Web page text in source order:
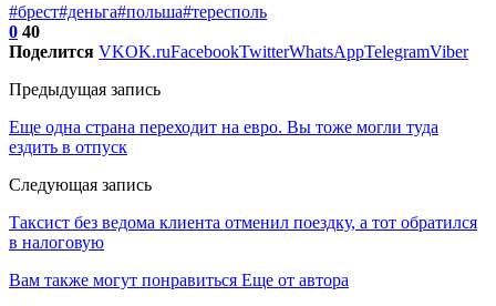
#брест#деньга#польша#тересполь
0 40
Поделится VKOK.ruFacebookTwitterWhatsAppTelegramViber
Предыдущая запись
Еще одна страна переходит на евро. Вы тоже могли туда
ездить в отпуск
Следующая запись
Таксист без ведома клиента отменил поездку, а тот обратился
в налоговую
Вам также могут понравиться Еще от автора